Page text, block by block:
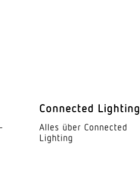
Connected Lighting
Alles über Connected
Lighting